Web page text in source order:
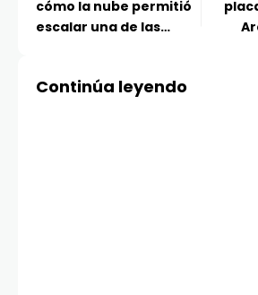
cómo la nube permitió
escalar una de las
Continúa leyendo